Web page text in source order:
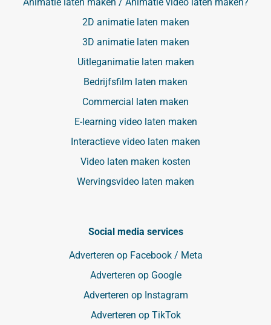
2D animatie laten maken
3D animatie laten maken
Uitleganimatie laten maken
Bedrijfsfilm laten maken
Commercial laten maken
E-learning video laten maken
Interactieve video laten maken
Video laten maken kosten
Wervingsvideo laten maken
Social media services
Adverteren op Facebook / Meta
Adverteren op Google
Adverteren op Instagram
Adverteren op TikTok